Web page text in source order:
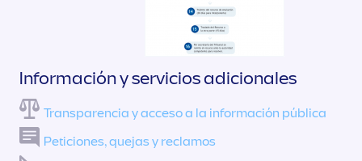
Información y servicios adicionales
Transparencia y acceso a la información pública
Peticiones, quejas y reclamos